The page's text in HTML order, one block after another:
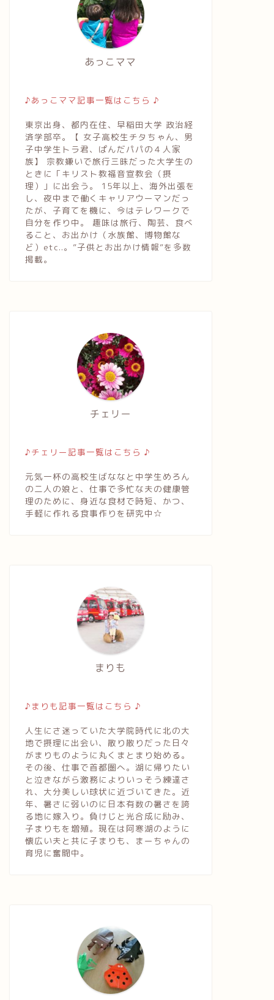
あっこママ
♪あっこママ記事一覧はこちら ♪
東京出身、都内在住、早稲田大学 政治経
済学部卒。【 女子高校生チタちゃん、男
子中学生トラ君、ぱんだパパの４人家
族】 宗教嫌いで旅行三昧だった大学生の
ときに「キリスト教福音宣教会（摂
理）」に出会う。 15年以上、海外出張を
し、夜中まで働くキャリアウーマンだっ
たが、子育てを機に、今はテレワークで
自分を作り中。 趣味は旅行、陶芸、食べ
ること、お出かけ（水族館、博物館な
ど）etc..。”子供とお出かけ情報”を多数
掲載。
チェリー
♪チェリー記事一覧はこちら ♪
元気一杯の高校生ばななと中学生めろん
の二人の娘と、仕事で多忙な夫の健康管
理のために、身近な食材で時短、かつ、
手軽に作れる食事作りを研究中☆
まりも
♪まりも記事一覧はこちら ♪
人生にさ迷っていた大学院時代に北の大
地で摂理に出会い、散り散りだった日々
がまりものように丸くまとまり始める。
その後、仕事で首都圏へ。湖に帰りたい
と泣きながら激務によりいっそう練達さ
れ、大分美しい球状に近づいてきた。近
年、暑さに弱いのに日本有数の暑さを誇
る地に嫁入り。負けじと光合成に励み、
子まりもを増殖。現在は阿寒湖のように
懐広い夫と共に子まりも、まーちゃんの
育児に奮闘中。